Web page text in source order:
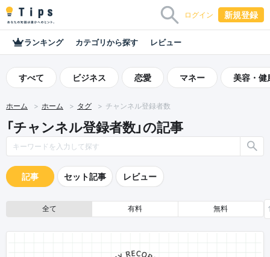
ログイン 新規登録
ランキング カテゴリから探す レビュー
すべて ビジネス 恋愛 マネー 美容・健
ホーム ホーム タグ チャンネル登録者数
「チャンネル登録者数」の記事
記事 セット記事 レビュー
全て 有料 無料